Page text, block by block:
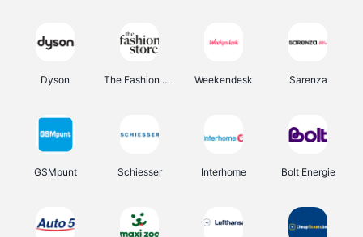
Dyson The Fashion Store Weekendesk Sarenza
GSMpunt Schiesser Interhome Bolt Energie